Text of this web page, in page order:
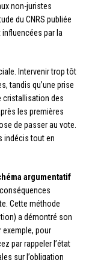
non-juristes
du CNRS publiée
par la
Intervenir trop tôt
tandis qu’une prise
cristallisation des
les premières
de passer au vote.
indécis tout en
argumentatif
Cette méthode
a démontré son
pour
par rappeler l’état
sur l’obligation